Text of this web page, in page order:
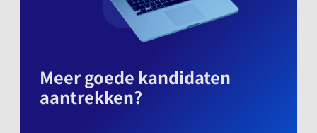
Meer goede kandidaten
aantrekken?